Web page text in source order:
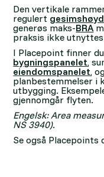
Den vertikale
regulert
generøs maks-BRA
praksis ikke
I Placepoint finner
bygningspanelet,
eiendomspanelet,
planbestemmelser i
utbygging.
gjennomgår flyten.
Engelsk: Area
NS 3940).
Se også